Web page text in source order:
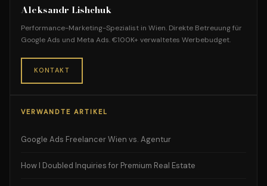
Aleksandr Lishchuk
Performance-Marketing-Spezialist in Wien. Direkte Betreuung für
Google Ads und Meta Ads. €100K+ verwaltetes Werbebudget.
KONTAKT
VERWANDTE ARTIKEL
Google Ads Freelancer Wien vs. Agentur
How I Doubled Inquiries for Premium Real Estate